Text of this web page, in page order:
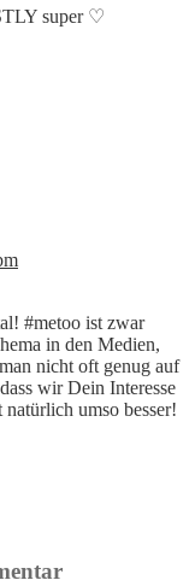
super ♡
#metoo ist zwar
in den Medien,
nicht oft genug auf
wir Dein Interesse
umso besser!